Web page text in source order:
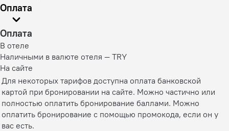
Оплата
Оплата
В отеле
Наличными в валюте отеля — TRY
На сайте
Для некоторых тарифов доступна оплата банковской
картой при бронировании на сайте. Можно частично или
полностью оплатить бронирование баллами. Можно
оплатить бронирование с помощью промокода, если он у
вас есть.